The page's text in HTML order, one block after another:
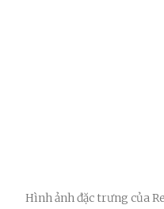
Hình ảnh đặc trưng của